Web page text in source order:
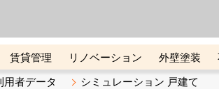
賃貸管理 リノベーション 外壁塗装
マガジンBiz 不動産売却ご相談デスク
用者データ
シミュレーション 戸建て